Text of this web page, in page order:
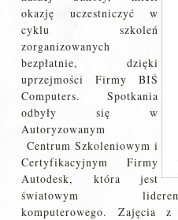
okazję uczestniczyć w
cyklu szkoleń
zorganizowanych
bezpłatnie, dzięki
uprzejmości Firmy BIŚ
Computers. Spotkania
odbyły się w
Autoryzowanym
Centrum Szkoleniowym i
Certyfikacyjnym Firmy
Autodesk, która jest
światowym
komputerowego. Zajęcia